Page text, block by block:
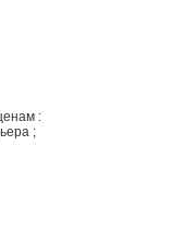
:
;